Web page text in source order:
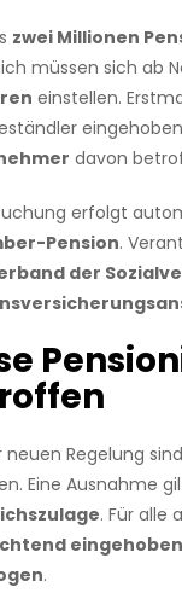
zwei Millionen
müssen sich ab
einstellen.
davon
erfolgt
Pension.
der
neuen Regelung sind
Eine Ausnahme
. Für alle
eingehoben
.